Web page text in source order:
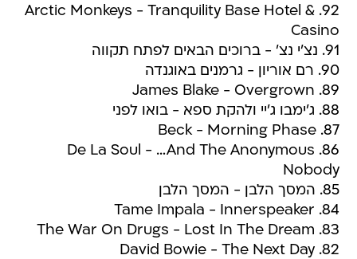
92. Arctic Monkeys - Tranquility Base Hotel &
Casino
91. נצ'י נצ' - ברוכים הבאים לפתח תקווה
90. רם אוריון - גרמנים באוגנדה
89. James Blake - Overgrown
88. ג'ימבו ג'יי ולהקת ספא - בואו לפני
87. Beck - Morning Phase
86. De La Soul - …And The Anonymous
Nobody
85. המסך הלבן - המסך הלבן
84. Tame Impala - Innerspeaker
83. The War On Drugs - Lost In The Dream
82. David Bowie - The Next Day